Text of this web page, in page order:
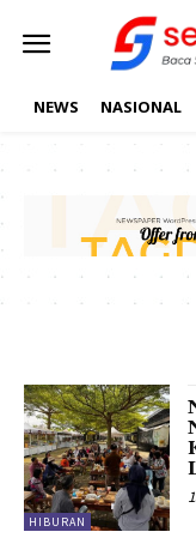
NEWS NASIONAL
HIBURAN